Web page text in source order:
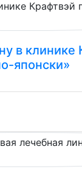
в клинике
японски»